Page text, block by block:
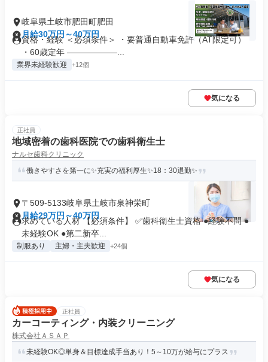
岐阜県土岐市肥田町肥田
月給30万円～40万円
資格・経験 ＜必須条件＞ ・要普通自動車免許（AT限定可）
・60歳定年 ――――――...
業界未経験歓迎 +12個
気になる
正社員
地域密着の歯科医院での歯科衛生士
ナルセ歯科クリニック
働きやすさを第一に✨充実の福利厚生✨18：30退勤✨
〒509-5133岐阜県土岐市泉神栄町
月給29万円～40万円
求めている人材 【必須条件】 ✅歯科衛生士資格 ●経験不問 ●
未経験OK ●第二新卒...
制服あり 主婦・主夫歓迎 +24個
気になる
正社員
カーコーティング・内装クリーニング
株式会社ＡＳＡＰ
未経験OK◎単身＆目標達成手当あり！5～10万が給与にプラス